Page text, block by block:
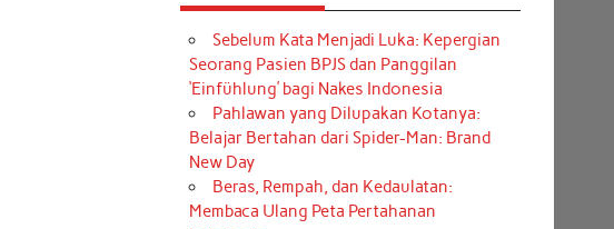
Sebelum Kata Menjadi Luka: Kepergian
Seorang Pasien BPJS dan Panggilan
‘Einfühlung’ bagi Nakes Indonesia
Pahlawan yang Dilupakan Kotanya:
Belajar Bertahan dari Spider-Man: Brand
New Day
Beras, Rempah, dan Kedaulatan:
Membaca Ulang Peta Pertahanan